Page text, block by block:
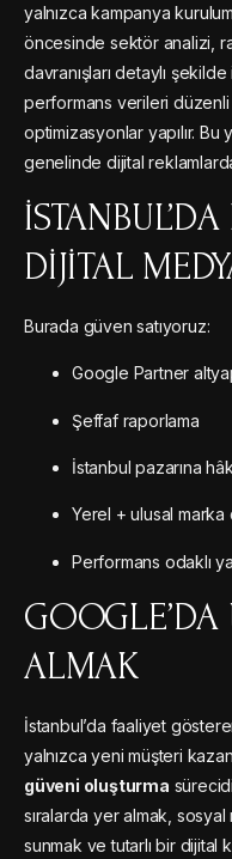
yalnızca kampanya
öncesinde sektör analizi,
davranışları detaylı
performans verileri
optimizasyonlar yapılır. Bu
genelinde dijital
DIJITAL
Burada güven satıyoruz:
Google Partner
Şeffaf raporlama
İstanbul pazarına
Yerel + ulusal marka
Performans odaklı
GOOGLE’DA
ALMAK
İstanbul’da faaliyet
yalnızca yeni müşteri
güveni oluşturma
sıralarda yer almak,
sunmak ve tutarlı bir dijital